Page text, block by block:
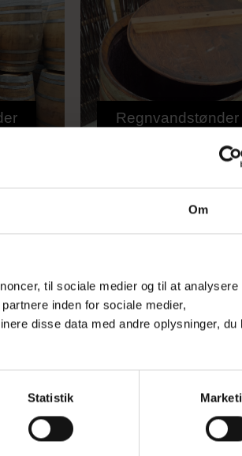
Om
til sociale medier og til at analysere
inden for sociale medier,
disse data med andre oplysninger, du
Statistik
Regnvandstønder